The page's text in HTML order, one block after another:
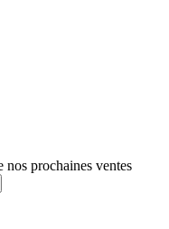
prochaines ventes